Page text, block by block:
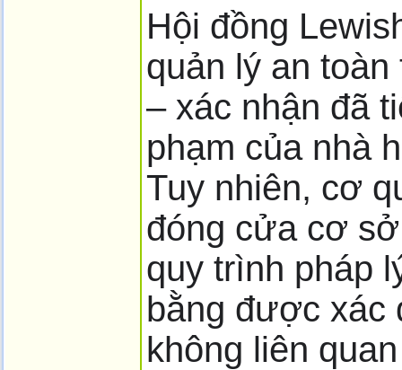
Hội đồng
quản lý an
– xác nhận đã
phạm của nhà
Tuy nhiên, cơ
đóng cửa cơ
quy trình pháp
bằng được xác
không liên